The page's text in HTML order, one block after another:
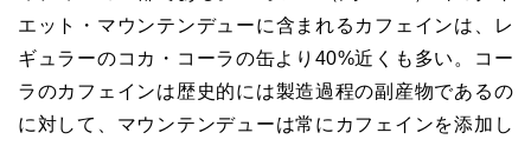
エット・マウンテンデューに含まれるカフェインは、レ
ギュラーのコカ・コーラの缶より40%近くも多い。コー
ラのカフェインは歴史的には製造過程の副産物であるの
に対して、マウンテンデューは常にカフェインを添加し